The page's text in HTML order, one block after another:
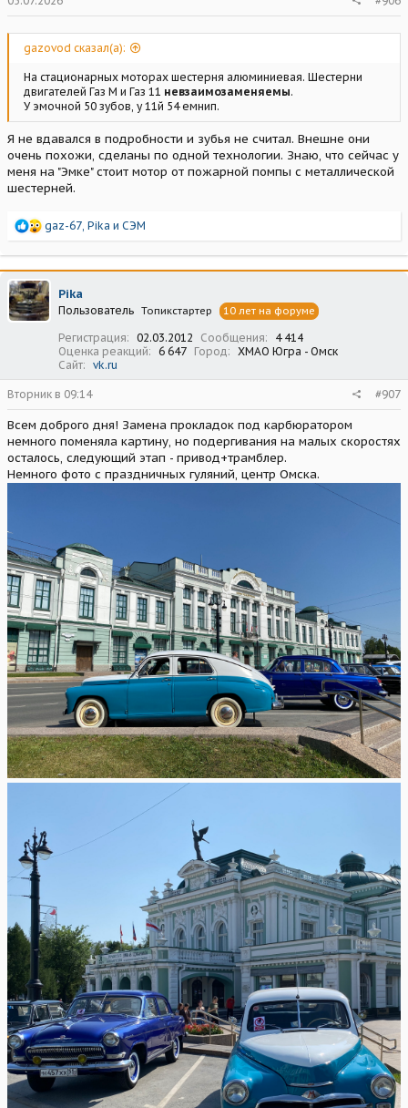
gazovod сказал(а):
На стационарных моторах шестерня алюминиевая. Шестерни
двигателей Газ М и Газ 11 невзаимозаменяемы.
У эмочной 50 зубов, у 11й 54 емнип.
Я не вдавался в подробности и зубья не считал. Внешне они
очень похожи, сделаны по одной технологии. Знаю, что сейчас у
меня на "Эмке" стоит мотор от пожарной помпы с металлической
шестерней.
Р
а
к
ц
и
и
gaz-67 Pika и СЭМ
Pika
Пользователь Топикстартер 10 лет на форуме
Регистрация 02.03.2012 Сообщения
4 414
Оценка реакций
6 647 Город
ХМАО Югра - Омск
Сайт
vk.ru
Вторник в 09:14 #907
Всем доброго дня! Замена прокладок под карбюратором
немного поменяла картину, но подергивания на малых скоростях
осталось, следующий этап - привод+трамблер.
Немного фото с праздничных гуляний, центр Омска.